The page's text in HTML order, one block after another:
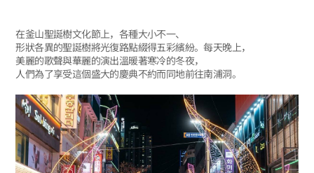
在釜山聖誕樹文化節上，各種大小不一、
形狀各異的聖誕樹將光復路點綴得五彩繽紛。每天晚上，
美麗的歌聲與華麗的演出溫暖著寒冷的冬夜，
人們為了享受這個盛大的慶典不約而同地前往南浦洞。